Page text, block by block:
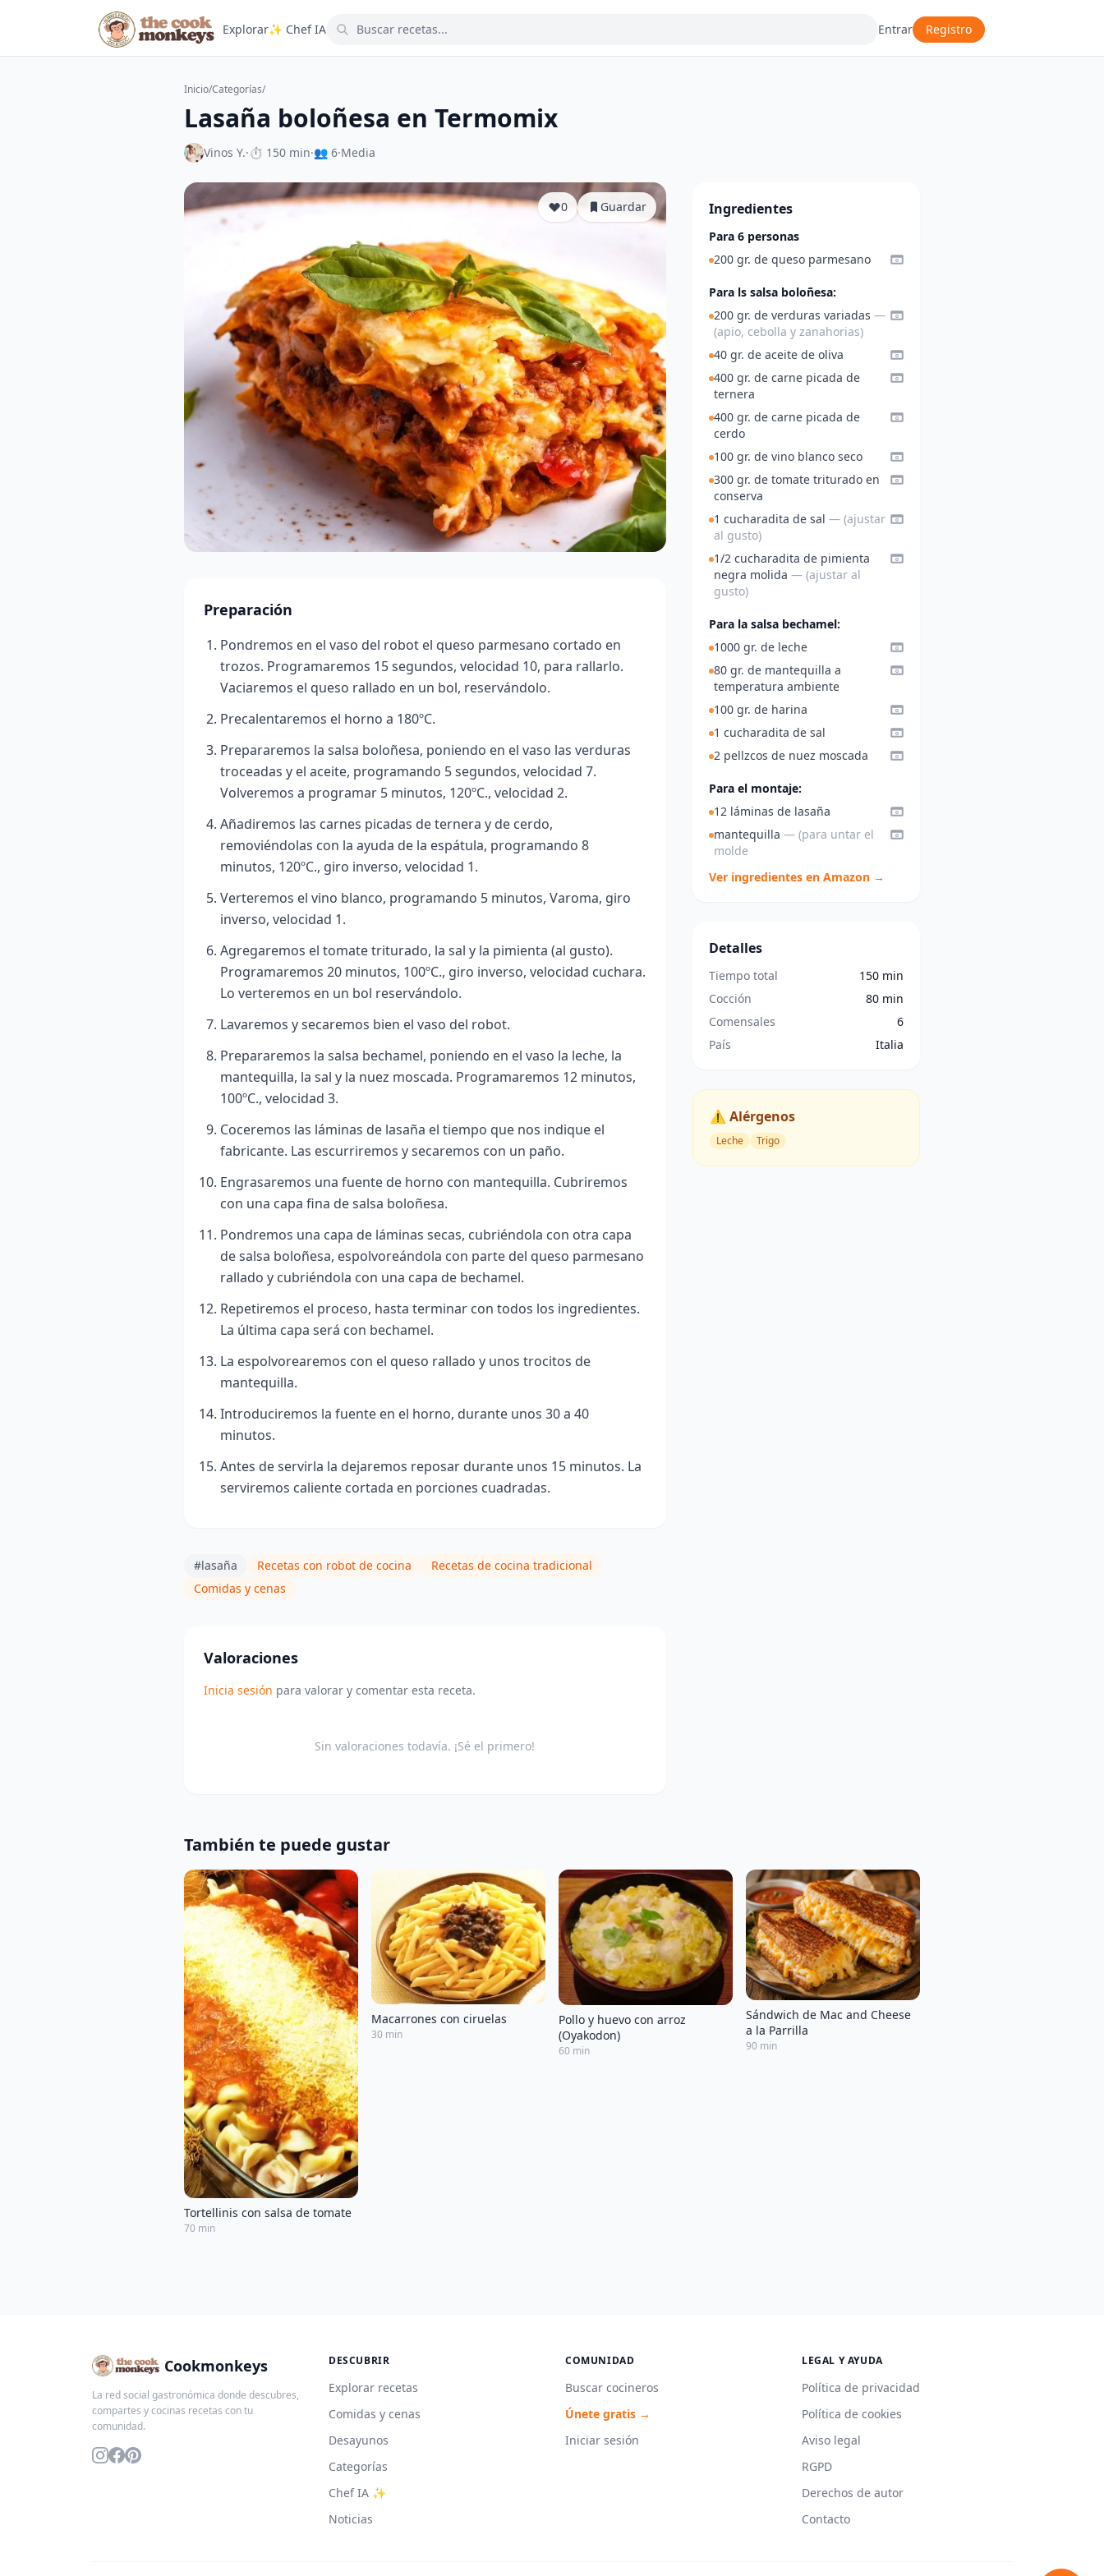
Explorar✨ Chef IA Entrar Registro
Inicio/Categorías/
Lasaña boloñesa en Termomix
Vinos Y.·⏱ 150 min·👥 6·Media
0 Guardar
Preparación
Pondremos en el vaso del robot el queso parmesano cortado en
trozos. Programaremos 15 segundos, velocidad 10, para rallarlo.
Vaciaremos el queso rallado en un bol, reservándolo.
Precalentaremos el horno a 180ºC.
Prepararemos la salsa boloñesa, poniendo en el vaso las verduras
troceadas y el aceite, programando 5 segundos, velocidad 7.
Volveremos a programar 5 minutos, 120ºC., velocidad 2.
Añadiremos las carnes picadas de ternera y de cerdo,
removiéndolas con la ayuda de la espátula, programando 8
minutos, 120ºC., giro inverso, velocidad 1.
Verteremos el vino blanco, programando 5 minutos, Varoma, giro
inverso, velocidad 1.
Agregaremos el tomate triturado, la sal y la pimienta (al gusto).
Programaremos 20 minutos, 100ºC., giro inverso, velocidad cuchara.
Lo verteremos en un bol reservándolo.
Lavaremos y secaremos bien el vaso del robot.
Prepararemos la salsa bechamel, poniendo en el vaso la leche, la
mantequilla, la sal y la nuez moscada. Programaremos 12 minutos,
100ºC., velocidad 3.
Coceremos las láminas de lasaña el tiempo que nos indique el
fabricante. Las escurriremos y secaremos con un paño.
Engrasaremos una fuente de horno con mantequilla. Cubriremos
con una capa fina de salsa boloñesa.
Pondremos una capa de láminas secas, cubriéndola con otra capa
de salsa boloñesa, espolvoreándola con parte del queso parmesano
rallado y cubriéndola con una capa de bechamel.
Repetiremos el proceso, hasta terminar con todos los ingredientes.
La última capa será con bechamel.
La espolvorearemos con el queso rallado y unos trocitos de
mantequilla.
Introduciremos la fuente en el horno, durante unos 30 a 40
minutos.
Antes de servirla la dejaremos reposar durante unos 15 minutos. La
serviremos caliente cortada en porciones cuadradas.
#lasaña Recetas con robot de cocina
Recetas de cocina tradicional
Comidas y cenas
Valoraciones
Inicia sesión para valorar y comentar esta receta.
Sin valoraciones todavía. ¡Sé el primero!
Ingredientes
Para 6 personas
200 gr. de queso parmesano
Para ls salsa boloñesa:
200 gr. de verduras variadas —
(apio, cebolla y zanahorias)
40 gr. de aceite de oliva
400 gr. de carne picada de
ternera
400 gr. de carne picada de
cerdo
100 gr. de vino blanco seco
300 gr. de tomate triturado en
conserva
1 cucharadita de sal — (ajustar
al gusto)
1/2 cucharadita de pimienta
negra molida — (ajustar al
gusto)
Para la salsa bechamel:
1000 gr. de leche
80 gr. de mantequilla a
temperatura ambiente
100 gr. de harina
1 cucharadita de sal
2 pellzcos de nuez moscada
Para el montaje:
12 láminas de lasaña
mantequilla — (para untar el
molde
Ver ingredientes en Amazon →
Detalles
Tiempo total
150 min
Cocción
80 min
Comensales
6
País
Italia
⚠️ Alérgenos
Leche Trigo
También te puede gustar
Tortellinis con salsa de tomate
70 min
Macarrones con ciruelas
30 min
Pollo y huevo con arroz
(Oyakodon)
60 min
Sándwich de Mac and Cheese
a la Parrilla
90 min
Cookmonkeys
La red social gastronómica donde descubres,
compartes y cocinas recetas con tu
comunidad.
DESCUBRIR
Explorar recetas
Comidas y cenas
Desayunos
Categorías
Chef IA ✨
Noticias
COMUNIDAD
Buscar cocineros
Únete gratis →
Iniciar sesión
LEGAL Y AYUDA
Política de privacidad
Política de cookies
Aviso legal
RGPD
Derechos de autor
Contacto